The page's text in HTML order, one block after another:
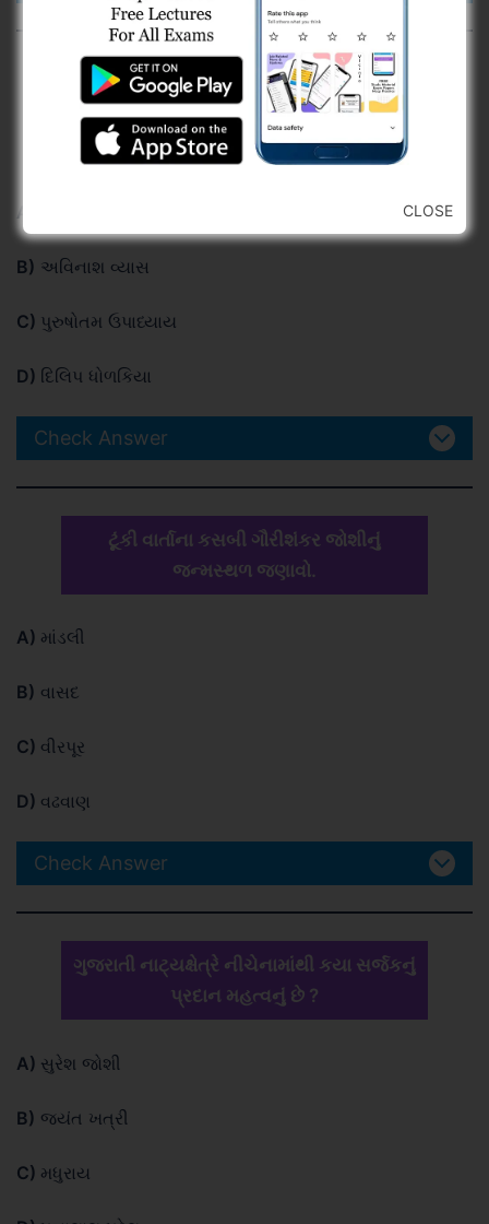
જેસલ-તોરલ નું ભજન ‘ધૂણી રે ધખાવી બેલી,
અમે તારા નામની……’ રચના કોની કલમનું
સર્જન છે ?
A)
B) અવિનાશ વ્યાસ
C) પુરુષોતમ ઉપાધ્યાય
D) દિલિપ ધોળકિયા
Check Answer
ટૂંકી વાર્તાના કસબી ગૌરીશંકર જોશીનું
જન્મસ્થળ જણાવો.
A) માંડલી
B) વાસદ
C) વીરપૂર
D) વઢવાણ
Check Answer
ગુજરાતી નાટ્યક્ષેત્રે નીચેનામાંથી કયા સર્જકનું
પ્રદાન મહત્વનું છે ?
A) સુરેશ જોશી
B) જયંત ખત્રી
C) મધુરાય
CLOSE